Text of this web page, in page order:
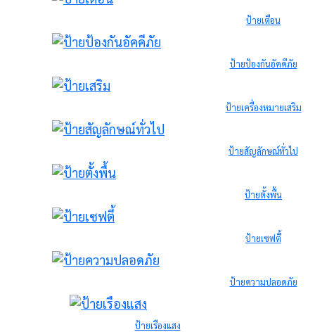
ป้ายเตือน
ป้ายป้องกันอัคคีภัย
ป้ายเครื่องหมายเสริม
ป้ายสัญลักษณ์ทั่วไป
ป้ายตั้งพื้น
ป้ายเซฟตี้
ป้ายความปลอดภัย
ป้ายเรืองแสง